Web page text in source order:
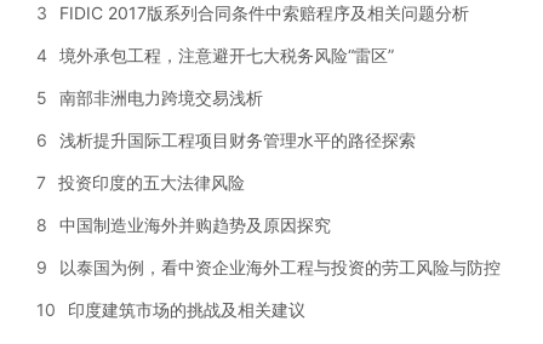
3 FIDIC 2017版系列合同条件中索赔程序及相关问题分析
4 境外承包工程，注意避开七大税务风险“雷区”
5 南部非洲电力跨境交易浅析
6 浅析提升国际工程项目财务管理水平的路径探索
7 投资印度的五大法律风险
8 中国制造业海外并购趋势及原因探究
9 以泰国为例，看中资企业海外工程与投资的劳工风险与防控
10 印度建筑市场的挑战及相关建议